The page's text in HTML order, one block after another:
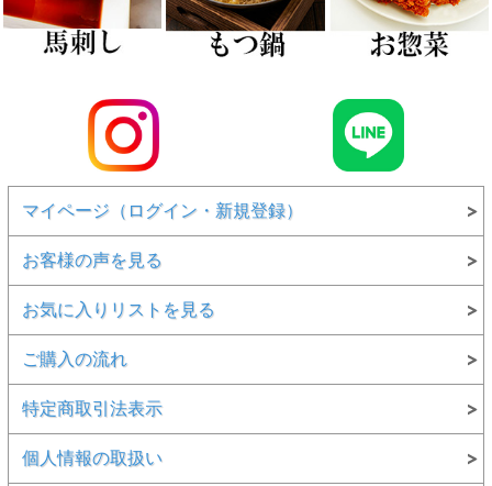
マイページ（ログイン・新規登録）
お客様の声を見る
お気に入りリストを見る
ご購入の流れ
特定商取引法表示
個人情報の取扱い